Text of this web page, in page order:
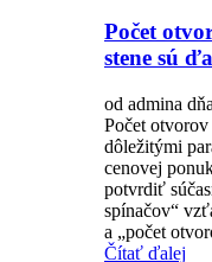
Počet
stene sú
od admina
Počet otvorov
dôležitými
cenovej
potvrdiť
spínačov“
a „počet
Čítať ďalej